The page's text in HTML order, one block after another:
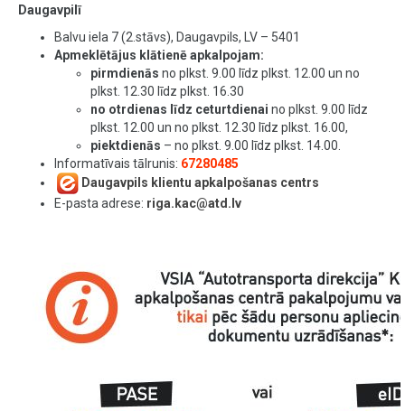
Daugavpilī
Balvu iela 7 (2.stāvs), Daugavpils, LV – 5401
​Apmeklētājus klātienē apkalpojam:
pirmdienās no plkst. 9.00 līdz plkst. 12.00 un no
plkst. 12.30 līdz plkst. 16.30
no otrdienas līdz ceturtdienai no plkst. 9.00 līdz
plkst. 12.00 un no plkst. 12.30 līdz plkst. 16.00,
piektdienās – no plkst. 9.00 līdz plkst. 14.00.
Informatīvais tālrunis: 67280485
Daugavpils klientu apkalpošanas centrs
E-pasta adrese: riga.kac@atd.lv